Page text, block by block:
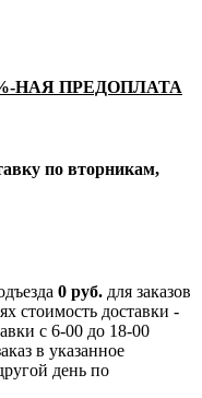
НАЯ ПРЕДОПЛАТА
по вторникам,
0 руб. для заказов
стоимость доставки -
с 6-00 до 18-00
в указанное
день по